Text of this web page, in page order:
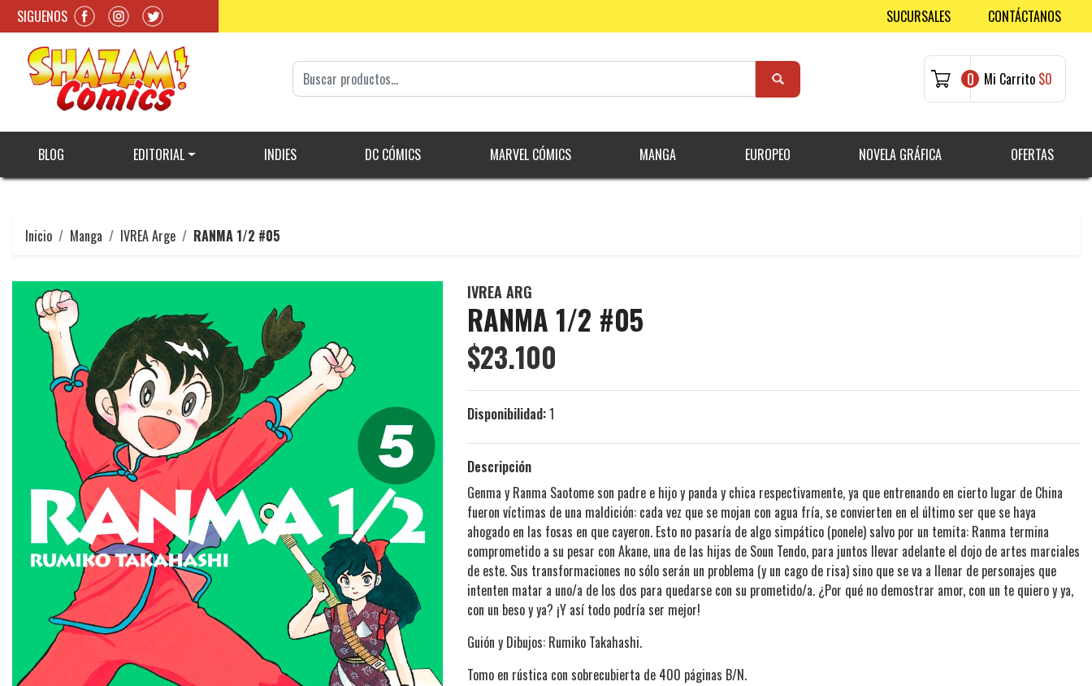
SIGUENOS SUCURSALES CONTÁCTANOS
0 Mi Carrito $0
BLOG EDITORIAL INDIES DC CÓMICS MARVEL CÓMICS MANGA EUROPEO NOVELA GRÁFICA OFERTAS
Inicio Manga IVREA Arge RANMA 1/2 #05
IVREA ARG
RANMA 1/2 #05
$23.100
Disponibilidad:1
Descripción
Genma y Ranma Saotome son padre e hijo y panda y chica respectivamente, ya que entrenando en cierto lugar de China
fueron víctimas de una maldición: cada vez que se mojan con agua fría, se convierten en el último ser que se haya
ahogado en las fosas en que cayeron. Esto no pasaría de algo simpático (ponele) salvo por un temita: Ranma termina
comprometido a su pesar con Akane, una de las hijas de Soun Tendo, para juntos llevar adelante el dojo de artes marciales
de este. Sus transformaciones no sólo serán un problema (y un cago de risa) sino que se va a llenar de personajes que
intenten matar a uno/a de los dos para quedarse con su prometido/a. ¿Por qué no demostrar amor, con un te quiero y ya,
con un beso y ya? ¡Y así todo podría ser mejor!
Guión y Dibujos: Rumiko Takahashi.
Tomo en rústica con sobrecubierta de 400 páginas B/N.